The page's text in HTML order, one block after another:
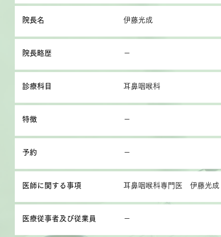
院長名 伊藤光成
院長略歴 －
診療科目 耳鼻咽喉科
特徴 －
予約 －
医師に関する事項 耳鼻咽喉科専門医 伊藤光成
医療従事者及び従業員 －